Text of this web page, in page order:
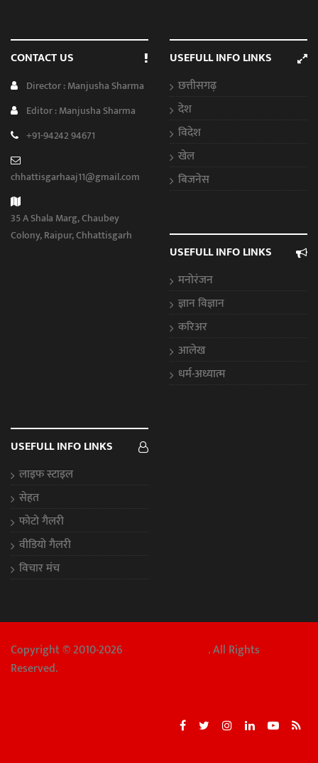
CONTACT US
Director : Manjusha Sharma
Editor : Manjusha Sharma
+91-94242 94671
chhattisgarhaaj11@gmail.com
35 A Shala Marg, Chaubey
Colony, Raipur, Chhattisgarh
USEFULL INFO LINKS
छत्तीसगढ़
देश
विदेश
खेल
बिजनेस
USEFULL INFO LINKS
मनोरंजन
ज्ञान विज्ञान
करिअर
आलेख
धर्म-अध्यात्म
USEFULL INFO LINKS
लाइफ स्टाइल
सेहत
फोटो गैलरी
वीडियो गैलरी
विचार मंच
Copyright © 2010-2026
. All Rights
Reserved.